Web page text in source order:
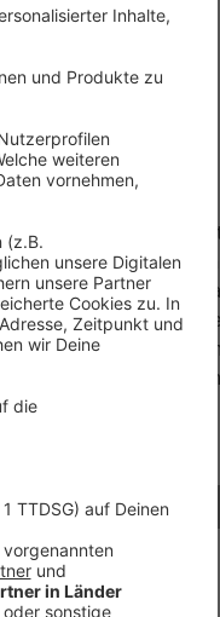
vervollständigt habt,
Eine Liste zu
Tagen oder Wochen
gerät. Hängt
als
ist das